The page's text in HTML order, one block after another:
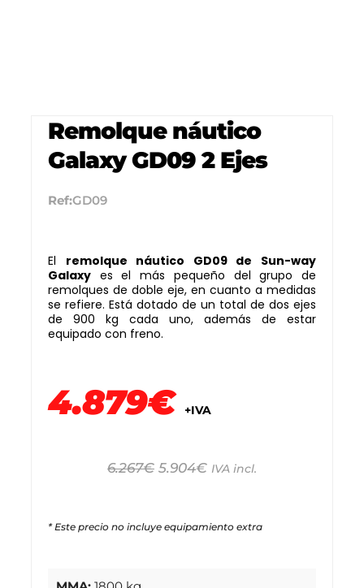
Remolque náutico
Galaxy GD09 2 Ejes
Ref:GD09
El remolque náutico GD09 de Sun-way
Galaxy es el más pequeño del grupo de
remolques de doble eje, en cuanto a medidas
se refiere. Está dotado de un total de dos ejes
de 900 kg cada uno, además de estar
equipado con freno.
4.879€ +IVA
6.267€ 5.904€ IVA incl.
* Este precio no incluye equipamiento extra